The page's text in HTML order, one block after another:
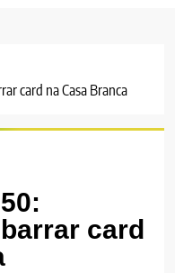
card na Casa Branca
card